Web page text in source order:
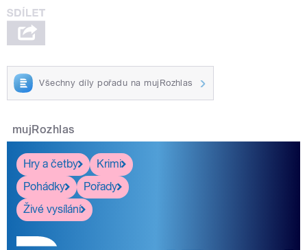
Všechny díly pořadu na mujRozhlas
mujRozhlas
Hry a četby
Krimi
Pohádky
Pořady
Živé vysílání